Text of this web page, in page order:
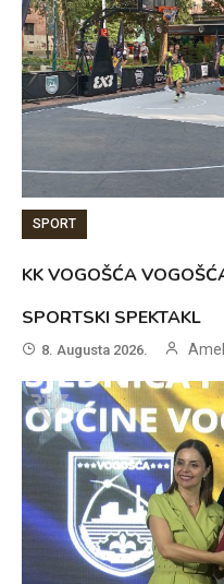
SPORT
KK VOGOŠĆA
SPORTSKI SPEKTAKL
8. Augusta 2026.